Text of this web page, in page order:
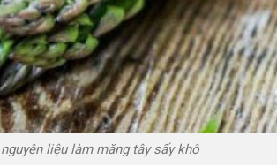
liệu làm măng tây sấy khô